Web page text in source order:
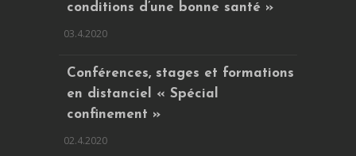
conditions d’une bonne santé »
03.4.2020
Conférences, stages et formations
en distanciel « Spécial
confinement »
02.4.2020